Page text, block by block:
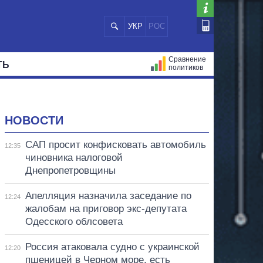
УКР РОС
Сравнение
политиков
НОВОСТИ
12:35
САП просит конфисковать автомобиль
чиновника налоговой
Днепропетровщины
12:24
Апелляция назначила заседание по
жалобам на приговор экс-депутата
Одесского облсовета
12:20
Россия атаковала судно с украинской
пшеницей в Черном море, есть